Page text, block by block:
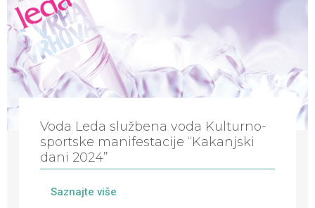
Voda Leda službena voda Kulturno-
sportske manifestacije “Kakanjski
dani 2024”
Saznajte više